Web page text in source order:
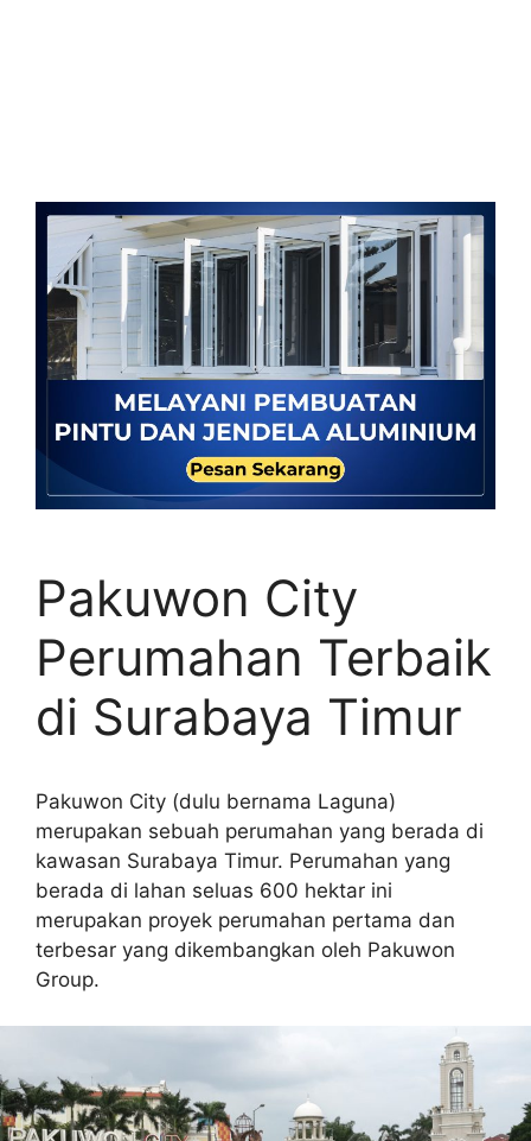
Pakuwon City
Perumahan Terbaik
di Surabaya Timur
Pakuwon City (dulu bernama Laguna)
merupakan sebuah perumahan yang berada di
kawasan Surabaya Timur. Perumahan yang
berada di lahan seluas 600 hektar ini
merupakan proyek perumahan pertama dan
terbesar yang dikembangkan oleh Pakuwon
Group.